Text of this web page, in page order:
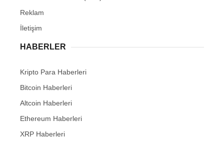
Reklam
İletişim
HABERLER
Kripto Para Haberleri
Bitcoin Haberleri
Altcoin Haberleri
Ethereum Haberleri
XRP Haberleri